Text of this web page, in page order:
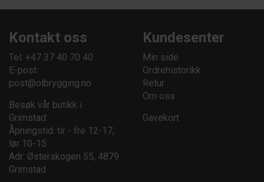
Kontakt oss
Tel: +47 37 40 70 40
E-post:
post@olbrygging.no
Besøk vår butikk i
Grimstad:
Åpningstid: tir - fre 12-17,
lør 10-15
Adr: Østerskogen 55, 4879
Grimstad
Kundesenter
Min side
Ordrehistorikk
Retur
Om oss
Gavekort